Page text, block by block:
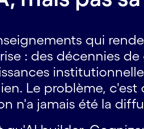
qui
: des décennies
Le problème, c'est
n'a jamais été la